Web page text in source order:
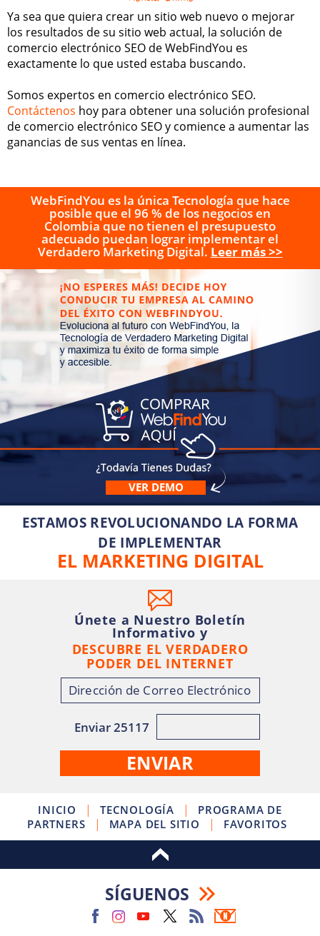
Ya sea que quiera crear un sitio web nuevo o mejorar
los resultados de su sitio web actual, la solución de
comercio electrónico SEO de WebFindYou es
exactamente lo que usted estaba buscando.
Somos expertos en comercio electrónico SEO.
Contáctenos hoy para obtener una solución profesional
de comercio electrónico SEO y comience a aumentar las
ganancias de sus ventas en línea.
WebFindYou es la única Tecnología que hace
posible que el 96 % de los negocios en
Colombia que no tienen el presupuesto
adecuado puedan lograr implementar el
Verdadero Marketing Digital. Leer más >>
VER DEMO
ESTAMOS REVOLUCIONANDO LA FORMA
DE IMPLEMENTAR
EL MARKETING DIGITAL
Únete a Nuestro Boletín
Informativo y
DESCUBRE EL VERDADERO
PODER DEL INTERNET
Enviar 25117
INICIO | TECNOLOGÍA |
PROGRAMA DE
PARTNERS
| MAPA DEL SITIO | FAVORITOS
SÍGUENOS